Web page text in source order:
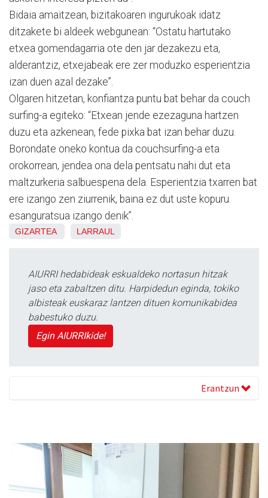
Bidaia amaitzean, bizitakoaren ingurukoak idatz
ditzakete bi aldeek webgunean: “Ostatu hartutako
etxea gomendagarria ote den jar dezakezu eta,
alderantziz, etxejabeak ere zer moduzko esperientzia
izan duen azal dezake”.
Olgaren hitzetan, konfiantza puntu bat behar da couch
surfing-a egiteko: “Etxean jende ezezaguna hartzen
duzu eta azkenean, fede pixka bat izan behar duzu.
Borondate oneko kontua da couchsurfing-a eta
orokorrean, jendea ona dela pentsatu nahi dut eta
maltzurkeria salbuespena dela. Esperientzia txarren bat
ere izango zen ziurrenik, baina ez dut uste kopuru
esanguratsua izango denik”.
GIZARTEA LARRAUL
AIURRI hedabideak eskualdeko nortasun hitzak
jaso eta zabaltzen ditu. Harpidedun eginda, tokiko
albisteak euskaraz lantzen dituen komunikabidea
babestuko duzu.
Egin AIURRIkide!
Erantzun